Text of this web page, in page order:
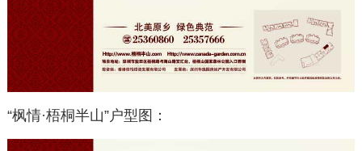
“枫情·梧桐半山”户型图：